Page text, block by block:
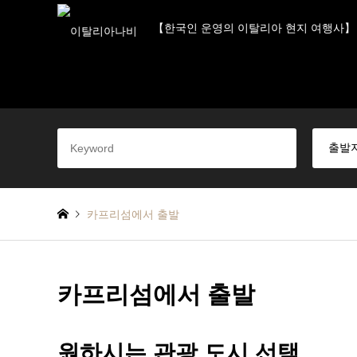
【한국인 운영의 이탈리아 현지 여행사】
카프리섬에서 출발
카프리섬에서 출발